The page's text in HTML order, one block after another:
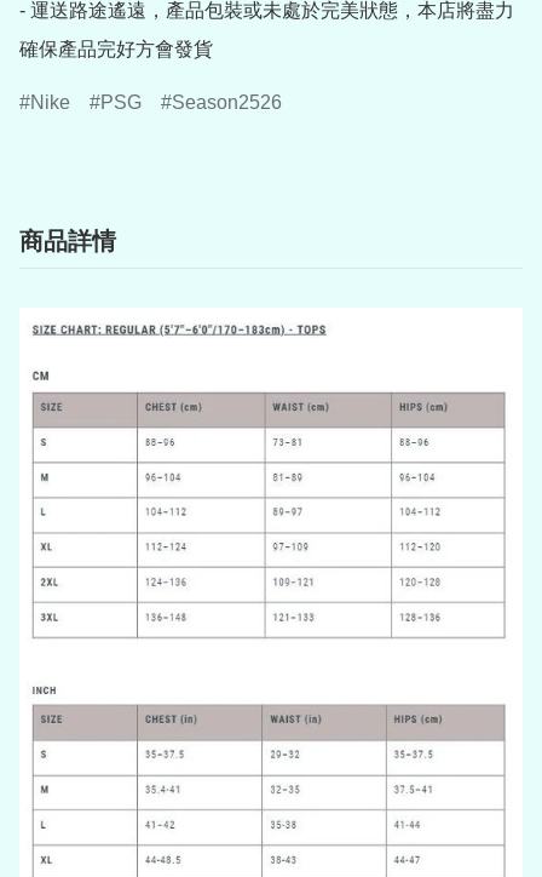
- 運送路途遙遠，產品包裝或未處於完美狀態，本店將盡力
確保產品完好方會發貨
Nike PSG Season2526
商品詳情